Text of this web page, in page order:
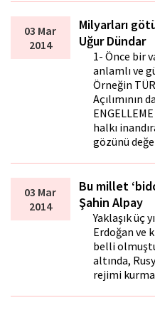
03 Mar
2014
Milyarları
Uğur Dündar
1- Önce bir
anlamlı ve
Örneğin
Açılımının
halkı
gözünü
03 Mar
2014
Bu millet
Şahin Alpay
Yaklaşık üç
Erdoğan ve
belli
altında,
rejimi kurma